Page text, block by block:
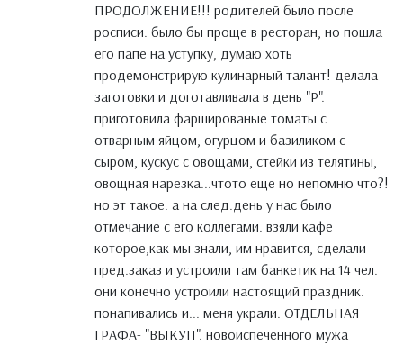
ПРОДОЛЖЕНИЕ!!! родителей было после
росписи. было бы проще в ресторан, но пошла
его папе на уступку, думаю хоть
продемонстрирую кулинарный талант! делала
заготовки и доготавливала в день "Р".
приготовила фаршированые томаты с
отварным яйцом, огурцом и базиликом с
сыром, кускус с овощами, стейки из телятины,
овощная нарезка...чтото еще но непомню что?!
но эт такое. а на след.день у нас было
отмечание с его коллегами. взяли кафе
которое,как мы знали, им нравится, сделали
пред.заказ и устроили там банкетик на 14 чел.
они конечно устроили настоящий праздник.
понапивались и... меня украли. ОТДЕЛЬНАЯ
ГРАФА- "ВЫКУП". новоиспеченного мужа